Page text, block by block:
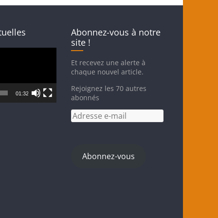
01:32
Abonnez-vous à notre
site !
Et recevez une alerte à
chaque nouvel article.
Rejoignez les 70 autres
abonnés
Abonnez-vous